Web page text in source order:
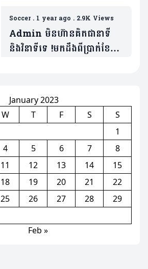
(មាន១០វីដេអូ)
Soccer. 1 year ago . 2.9K Views
Admin មិនហ៊ានគិតជានាទី
និង​វិនាទីទេ !មកដឹងពីប្រាក់ខែ
January 2023
W T F S
S
1
4 5 6 7
8
11 12 13 14
15
18 19 20 21
22
25 26 27 28
29
Feb »